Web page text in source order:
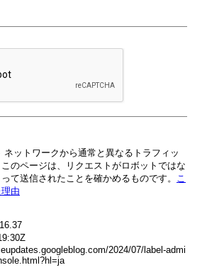
ネットワークから通常と異なるトラフィッ
のページは、リクエストがロボットではな
て送信されたことを確かめるものです。 こ
由
2024/07/label-admi